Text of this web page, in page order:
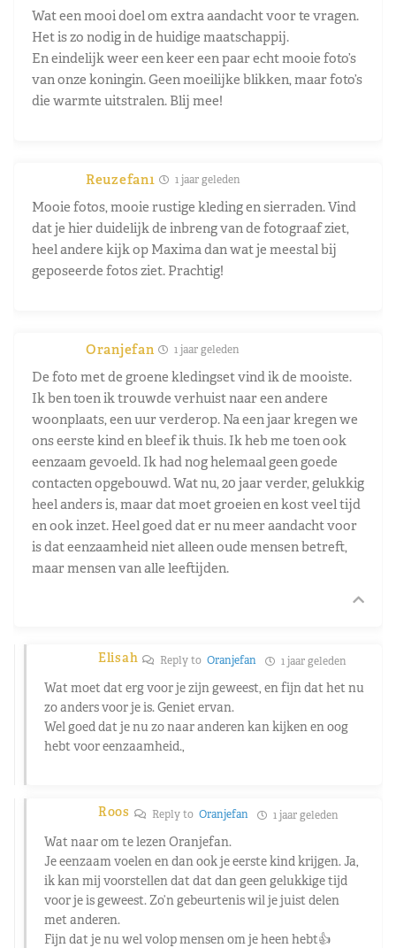
Wat een mooi doel om extra aandacht voor te vragen.
Het is zo nodig in de huidige maatschappij.
En eindelijk weer een keer een paar echt mooie foto’s
van onze koningin. Geen moeilijke blikken, maar foto’s
die warmte uitstralen. Blij mee!
Reuzefan1 1 jaar geleden
Mooie fotos, mooie rustige kleding en sierraden. Vind
dat je hier duidelijk de inbreng van de fotograaf ziet,
heel andere kijk op Maxima dan wat je meestal bij
geposeerde fotos ziet. Prachtig!
Oranjefan 1 jaar geleden
De foto met de groene kledingset vind ik de mooiste.
Ik ben toen ik trouwde verhuist naar een andere
woonplaats, een uur verderop. Na een jaar kregen we
ons eerste kind en bleef ik thuis. Ik heb me toen ook
eenzaam gevoeld. Ik had nog helemaal geen goede
contacten opgebouwd. Wat nu, 20 jaar verder, gelukkig
heel anders is, maar dat moet groeien en kost veel tijd
en ook inzet. Heel goed dat er nu meer aandacht voor
is dat eenzaamheid niet alleen oude mensen betreft,
maar mensen van alle leeftijden.
Elisah Reply toOranjefan 1 jaar geleden
Wat moet dat erg voor je zijn geweest, en fijn dat het nu
zo anders voor je is. Geniet ervan.
Wel goed dat je nu zo naar anderen kan kijken en oog
hebt voor eenzaamheid.,
Roos Reply to Oranjefan 1 jaar geleden
Wat naar om te lezen Oranjefan.
Je eenzaam voelen en dan ook je eerste kind krijgen. Ja,
ik kan mij voorstellen dat dat dan geen gelukkige tijd
voor je is geweest. Zo’n gebeurtenis wil je juist delen
met anderen.
Fijn dat je nu wel volop mensen om je heen hebt👍